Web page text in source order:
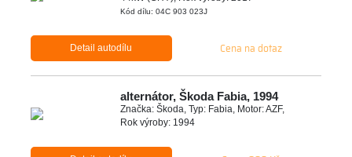
Kód dílu: 04C 903 023J
Detail autodílu Cena na dotaz
alternátor, Škoda Fabia, 1994
Značka: Škoda, Typ: Fabia, Motor: AZF,
Rok výroby: 1994